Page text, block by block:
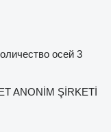
осей 3
ANONİM ŞİRKETİ